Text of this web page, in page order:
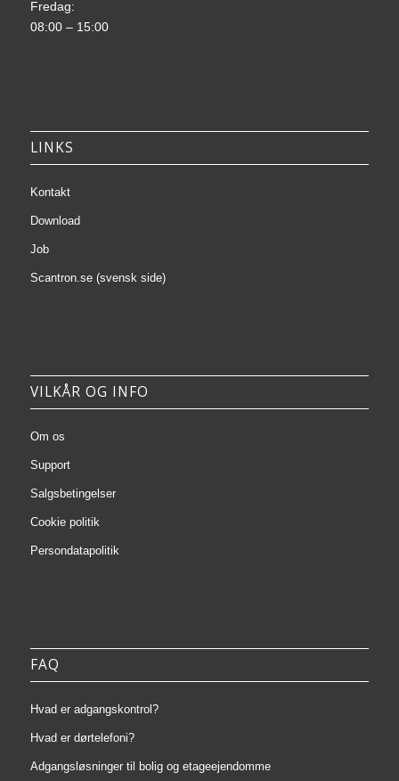
Fredag:
08:00 – 15:00
LINKS
Kontakt
Download
Job
Scantron.se (svensk side)
VILKÅR OG INFO
Om os
Support
Salgsbetingelser
Cookie politik
Persondatapolitik
FAQ
Hvad er adgangskontrol?
Hvad er dørtelefoni?
Adgangsløsninger til bolig og etageejendomme